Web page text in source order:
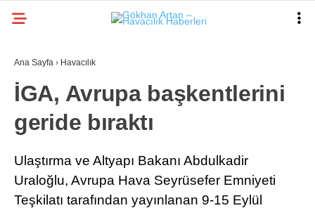
Ana Sayfa › Havacılık
İGA, Avrupa başkentlerini
geride bıraktı
Ulaştırma ve Altyapı Bakanı Abdulkadir
Uraloğlu, Avrupa Hava Seyrüsefer Emniyeti
Teşkilatı tarafından yayınlanan 9-15 Eylül